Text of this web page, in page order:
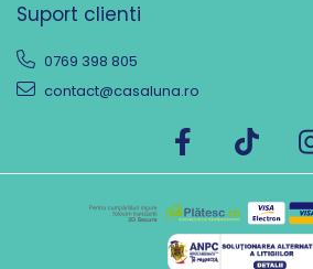
Suport clienti
0769 398 805
contact@casaluna.ro